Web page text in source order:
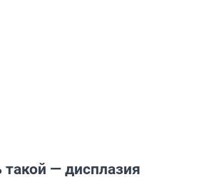
такой — дисплазия